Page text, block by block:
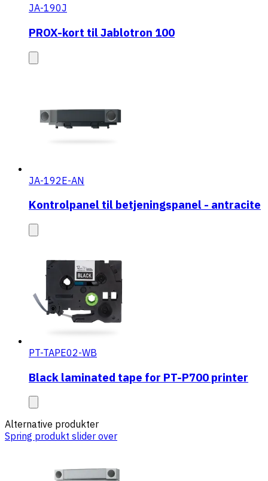
JA-190J
PROX-kort til Jablotron 100
JA-192E-AN
Kontrolpanel til betjeningspanel - antracite
PT-TAPE02-WB
Black laminated tape for PT-P700 printer
Alternative produkter
Spring produkt slider over